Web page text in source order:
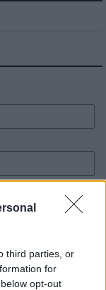
third parties, or
for
opt-out